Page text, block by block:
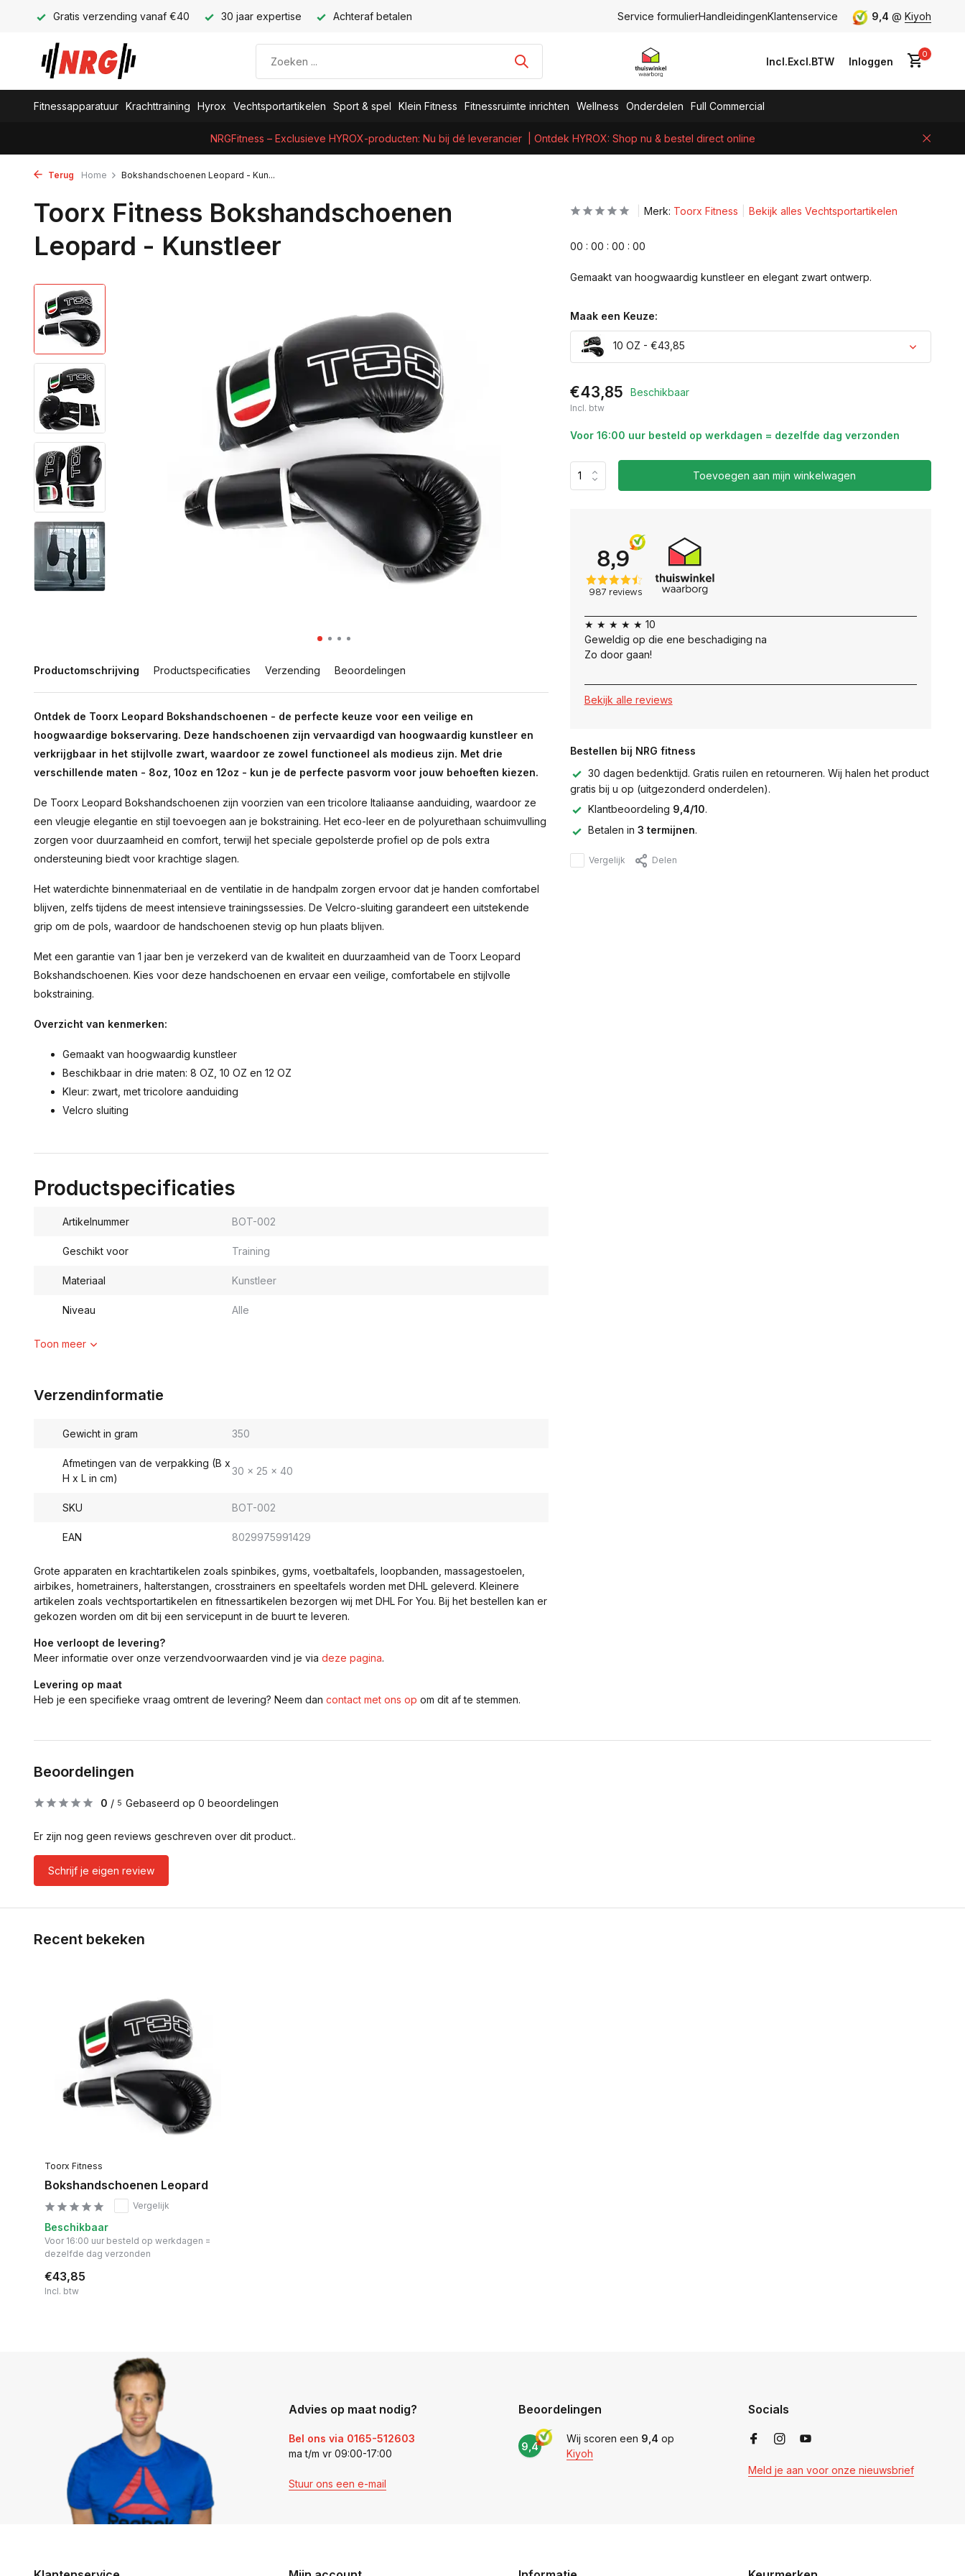
Gratis verzending vanaf €40 30 jaar expertise Achteraf betalen Service formulierHandleidingenKlantenservice 9,4 @ Kiyoh
Incl.Excl.BTW Inloggen
0
Fitnessapparatuur Krachttraining Hyrox Vechtsportartikelen Sport & spel Klein Fitness Fitnessruimte inrichten Wellness Onderdelen Full Commercial
NRGFitness – Exclusieve HYROX-producten: Nu bij dé leverancier | Ontdek HYROX: Shop nu & bestel direct online
Terug Home Bokshandschoenen Leopard - Kun...
Toorx Fitness Bokshandschoenen
Leopard - Kunstleer
Productomschrijving Productspecificaties Verzending Beoordelingen
Ontdek de Toorx Leopard Bokshandschoenen - de perfecte keuze voor een veilige en
hoogwaardige bokservaring. Deze handschoenen zijn vervaardigd van hoogwaardig kunstleer en
verkrijgbaar in het stijlvolle zwart, waardoor ze zowel functioneel als modieus zijn. Met drie
verschillende maten - 8oz, 10oz en 12oz - kun je de perfecte pasvorm voor jouw behoeften kiezen.
De Toorx Leopard Bokshandschoenen zijn voorzien van een tricolore Italiaanse aanduiding, waardoor ze
een vleugje elegantie en stijl toevoegen aan je bokstraining. Het eco-leer en de polyurethaan schuimvulling
zorgen voor duurzaamheid en comfort, terwijl het speciale gepolsterde profiel op de pols extra
ondersteuning biedt voor krachtige slagen.
Het waterdichte binnenmateriaal en de ventilatie in de handpalm zorgen ervoor dat je handen comfortabel
blijven, zelfs tijdens de meest intensieve trainingssessies. De Velcro-sluiting garandeert een uitstekende
grip om de pols, waardoor de handschoenen stevig op hun plaats blijven.
Met een garantie van 1 jaar ben je verzekerd van de kwaliteit en duurzaamheid van de Toorx Leopard
Bokshandschoenen. Kies voor deze handschoenen en ervaar een veilige, comfortabele en stijlvolle
bokstraining.
Overzicht van kenmerken:
Gemaakt van hoogwaardig kunstleer
Beschikbaar in drie maten: 8 OZ, 10 OZ en 12 OZ
Kleur: zwart, met tricolore aanduiding
Velcro sluiting
Productspecificaties
Artikelnummer BOT-002
Geschikt voor Training
Materiaal Kunstleer
Niveau Alle
Toon meer
Verzendinformatie
Gewicht in gram 350
Afmetingen van de verpakking (B x
H x L in cm)
30 x 25 x 40
SKU BOT-002
EAN 8029975991429
Grote apparaten en krachtartikelen zoals spinbikes, gyms, voetbaltafels, loopbanden, massagestoelen,
airbikes, hometrainers, halterstangen, crosstrainers en speeltafels worden met DHL geleverd. Kleinere
artikelen zoals vechtsportartikelen en fitnessartikelen bezorgen wij met DHL For You. Bij het bestellen kan er
gekozen worden om dit bij een servicepunt in de buurt te leveren.
Hoe verloopt de levering?
Meer informatie over onze verzendvoorwaarden vind je via deze pagina.
Levering op maat
Heb je een specifieke vraag omtrent de levering? Neem dan contact met ons op om dit af te stemmen.
Merk: Toorx Fitness Bekijk alles Vechtsportartikelen
00 : 00 : 00 : 00
Gemaakt van hoogwaardig kunstleer en elegant zwart ontwerp.
Maak een Keuze:
10 OZ - €43,85
€43,85 Beschikbaar
Incl. btw
Voor 16:00 uur besteld op werkdagen = dezelfde dag verzonden
Toevoegen aan mijn winkelwagen
★ ★ ★ ★ ★ 10
Geweldig op die ene beschadiging na
Zo door gaan!
Bekijk alle reviews
Bestellen bij NRG fitness
30 dagen bedenktijd. Gratis ruilen en retourneren. Wij halen het product
gratis bij u op (uitgezonderd onderdelen).
Klantbeoordeling 9,4/10.
Betalen in 3 termijnen.
Vergelijk Delen
Beoordelingen
0 / 5 Gebaseerd op 0 beoordelingen
Er zijn nog geen reviews geschreven over dit product..
Schrijf je eigen review
Recent bekeken
Toorx Fitness
Bokshandschoenen Leopard
Vergelijk
Beschikbaar
Voor 16:00 uur besteld op werkdagen =
dezelfde dag verzonden
€43,85
Incl. btw
Advies op maat nodig?
Bel ons via 0165-512603
ma t/m vr 09:00-17:00
Stuur ons een e-mail
Beoordelingen
9,4
Wij scoren een 9,4 op
Kiyoh
Socials
Meld je aan voor onze nieuwsbrief